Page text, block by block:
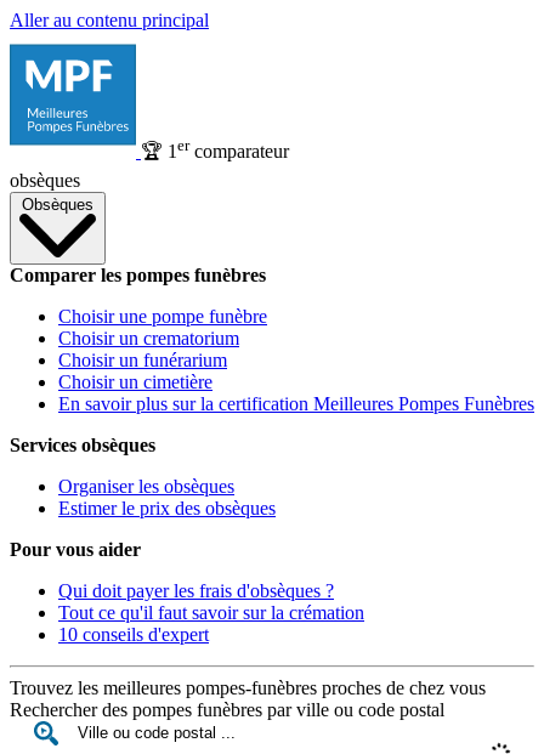
Aller au contenu principal
🏆 1 ercomparateur
obsèques
Obsèques
Comparer les pompes funèbres
Choisir une pompe funèbre
Choisir un crematorium
Choisir un funérarium
Choisir un cimetière
En savoir plus sur la certification Meilleures Pompes Funèbres
Services obsèques
Organiser les obsèques
Estimer le prix des obsèques
Pour vous aider
Qui doit payer les frais d'obsèques ?
Tout ce qu'il faut savoir sur la crémation
10 conseils d'expert
Trouvez les meilleures pompes-funèbres proches de chez vous
Rechercher des pompes funèbres par ville ou code postal